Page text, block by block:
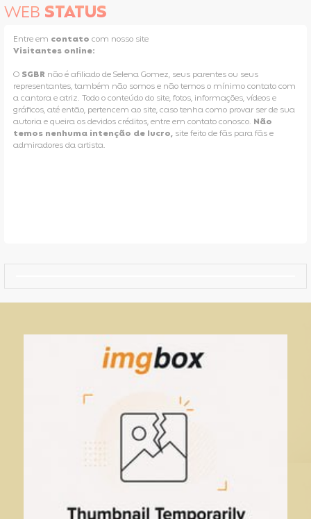
WEB STATUS
Entre em contato com nosso site
Visitantes online:
O SGBR não é afiliado de Selena Gomez, seus parentes ou seus
representantes, também não somos e não temos o mínimo contato com
a cantora e atriz. Todo o conteúdo do site, fotos, informações, vídeos e
gráficos, até então, pertencem ao site, caso tenha como provar ser de sua
autoria e queira os devidos créditos, entre em contato conosco. Não
temos nenhuma intenção de lucro, site feito de fãs para fãs e
admiradores da artista.